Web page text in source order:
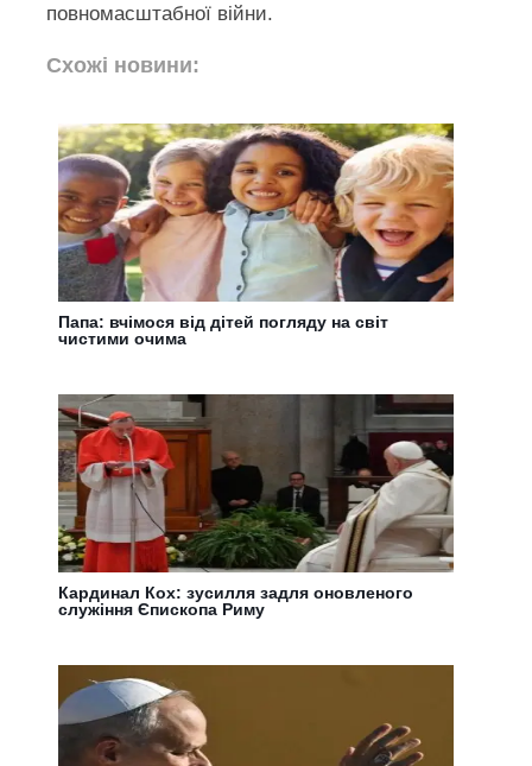
повномасштабної війни.
Схожі новини:
Папа: вчімося від дітей погляду на світ
чистими очима
Кардинал Кох: зусилля задля оновленого
служіння Єпископа Риму